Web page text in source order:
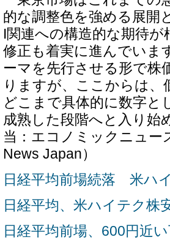
的な調整色を強める展開
I関連への構造的な期待
修正も着実に進んでいま
ーマを先行させる形で株
りますが、ここからは、
どこまで具体的に数字と
成熟した段階へと入り始
当：エコノミックニュー
News Japan）
日経平均前場続落 米ハ
日経平均、米ハイテク
日経平均前場、600円近